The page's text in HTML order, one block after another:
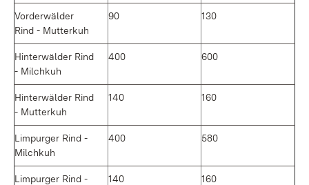
Vorderwälder
Rind - Mutterkuh
90 130
Hinterwälder Rind
- Milchkuh
400 600
Hinterwälder Rind
- Mutterkuh
140 160
Limpurger Rind -
Milchkuh
400 580
Limpurger Rind -
140 160